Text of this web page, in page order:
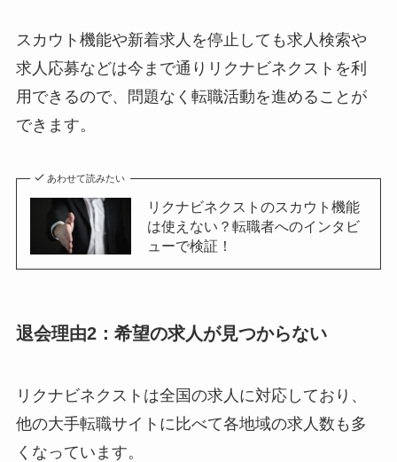
スカウト機能や新着求人を停止しても求人検索や
求人応募などは今まで通りリクナビネクストを利
用できるので、問題なく転職活動を進めることが
できます。
あわせて読みたい
リクナビネクストのスカウト機能
は使えない？転職者へのインタビ
ューで検証！
退会理由2：希望の求人が見つからない
リクナビネクストは全国の求人に対応しており、
他の大手転職サイトに比べて各地域の求人数も多
くなっています。